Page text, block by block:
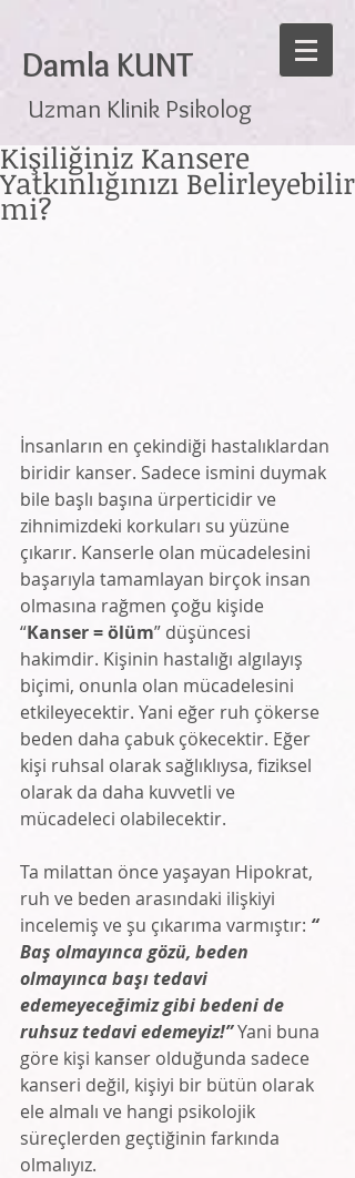
Damla KUNT
Uzman Klinik Psikolog
Kişiliğiniz Kansere
Yatkınlığınızı Belirleyebilir
mi?
​İnsanların en çekindiği hastalıklardan
biridir kanser. Sadece ismini duymak
bile başlı başına ürperticidir ve
zihnimizdeki korkuları su yüzüne
çıkarır. Kanserle olan mücadelesini
başarıyla tamamlayan birçok insan
olmasına rağmen çoğu kişide
“Kanser = ölüm” düşüncesi
hakimdir. Kişinin hastalığı algılayış
biçimi, onunla olan mücadelesini
etkileyecektir. Yani eğer ruh çökerse
beden daha çabuk çökecektir. Eğer
kişi ruhsal olarak sağlıklıysa, fiziksel
olarak da daha kuvvetli ve
mücadeleci olabilecektir.
Ta milattan önce yaşayan Hipokrat,
ruh ve beden arasındaki ilişkiyi
incelemiş ve şu çıkarıma varmıştır: “
Baş olmayınca gözü, beden
olmayınca başı tedavi
edemeyeceğimiz gibi bedeni de
ruhsuz tedavi edemeyiz!” Yani buna
göre kişi kanser olduğunda sadece
kanseri değil, kişiyi bir bütün olarak
ele almalı ve hangi psikolojik
süreçlerden geçtiğinin farkında
olmalıyız.